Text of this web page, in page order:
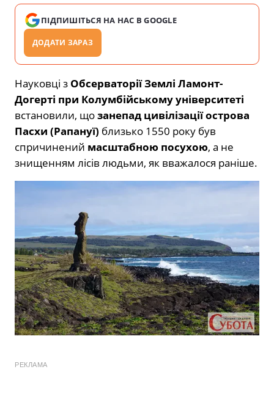
ПІДПИШІТЬСЯ НА НАС В GOOGLE
ДОДАТИ ЗАРАЗ
Науковці з Обсерваторії Землі Ламонт-
Догерті при Колумбійському університеті
встановили, щозанепад цивілізації острова
Пасхи (Рапануї) близько 1550 року був
спричинений масштабною посухою, а не
знищенням лісів людьми, як вважалося раніше.
РЕКЛАМА